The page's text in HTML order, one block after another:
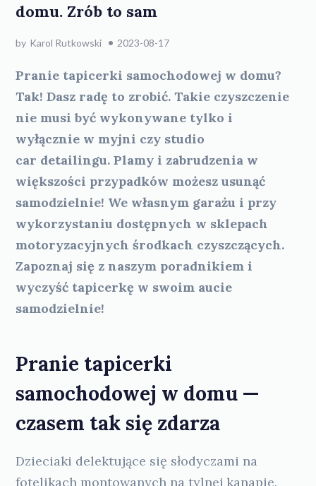
domu. Zrób to sam
by Karol Rutkowski 2023-08-17
Pranie tapicerki samochodowej w domu?
Tak! Dasz radę to zrobić. Takie czyszczenie
nie musi być wykonywane tylko i
wyłącznie w myjni czy studio
car detailingu. Plamy i zabrudzenia w
większości przypadków możesz usunąć
samodzielnie! We własnym garażu i przy
wykorzystaniu dostępnych w sklepach
motoryzacyjnych środkach czyszczących.
Zapoznaj się z naszym poradnikiem i
wyczyść tapicerkę w swoim aucie
samodzielnie!
Pranie tapicerki
samochodowej w domu —
czasem tak się zdarza
Dzieciaki delektujące się słodyczami na
fotelikach montowanych na tylnej kanapie.